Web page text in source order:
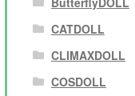
CATDOLL
CLIMAXDOLL
COSDOLL